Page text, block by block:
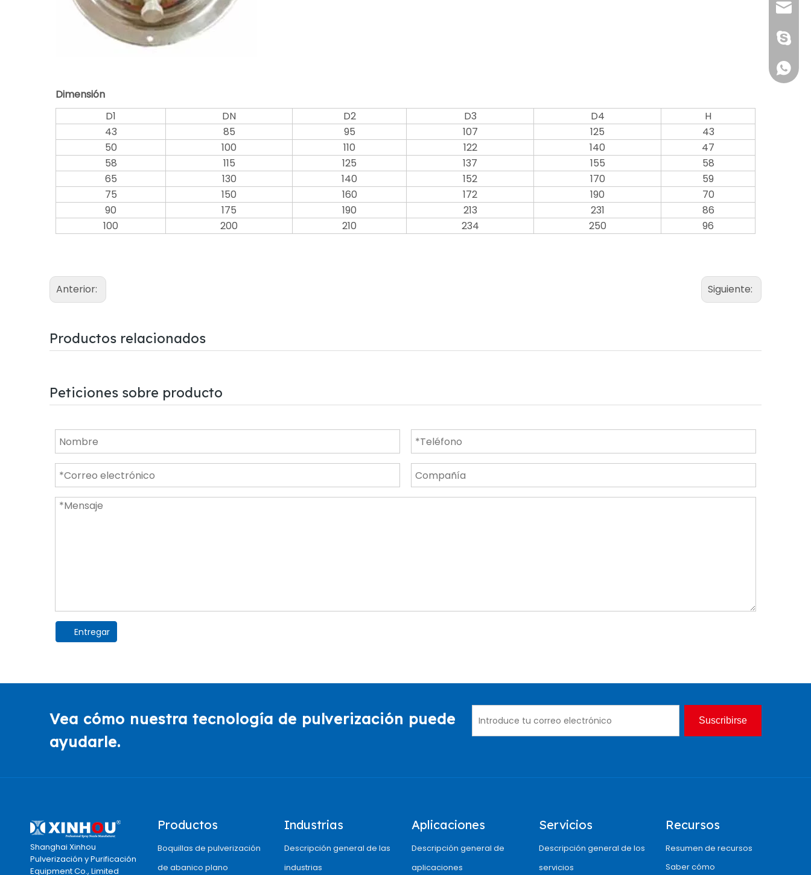
Dimensión
D1
DN D2 D3 D4
H
43
85 95 107 125
43
50
100 110 122 140
47
58
115 125 137 155
58
65
130 140 152 170
59
75
150 160 172 190
70
90
175 190 213 231
86
100
200 210 234 250 96
Anterior: Siguiente:
Productos relacionados
Peticiones sobre producto
Entregar
Vea cómo nuestra tecnología de pulverización puede
ayudarle.
Suscribirse
Shanghai Xinhou
Pulverización y Purificación
Equipment Co., Limited
Productos
Boquillas de pulverización
de abanico plano
Industrias
Descripción general de las
industrias
Aplicaciones
Descripción general de
aplicaciones
Servicios
Descripción general de los
servicios
Recursos
Resumen de recursos
Saber cómo